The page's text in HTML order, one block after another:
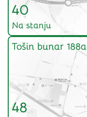
40
Na stanju
Tošin bunar 188a
48